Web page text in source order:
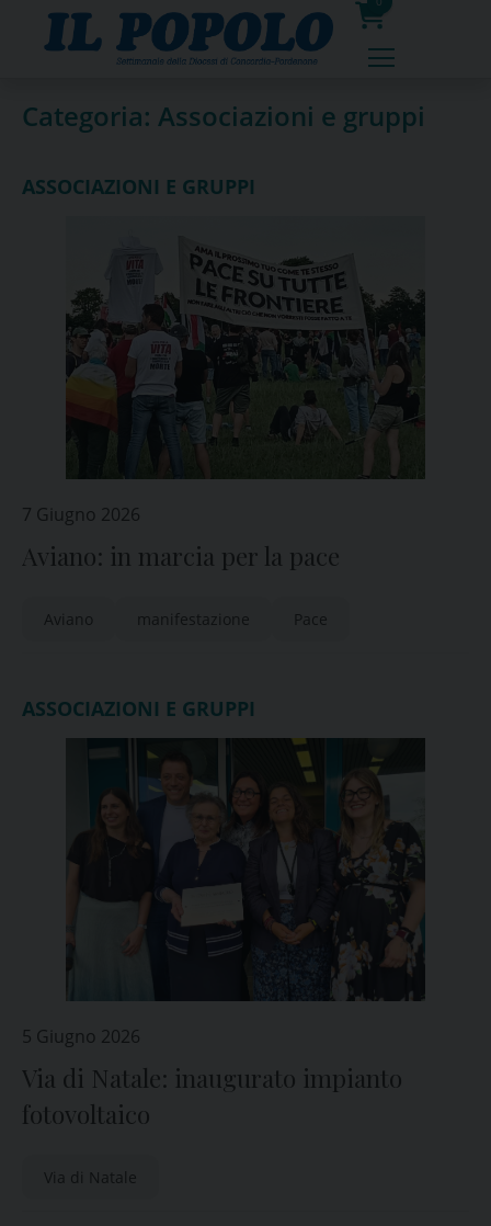
0
prodotti
Categoria: Associazioni e gruppi
ASSOCIAZIONI E GRUPPI
7 Giugno 2026
Aviano: in marcia per la pace
Aviano manifestazione Pace
ASSOCIAZIONI E GRUPPI
5 Giugno 2026
Via di Natale: inaugurato impianto
fotovoltaico
Via di Natale